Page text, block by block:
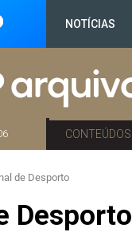
NOTÍCIAS
CONTEÚDOS
de Desporto
Desporto